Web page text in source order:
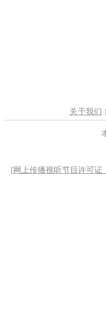
关于我们 |
[网上传播视听节目许可证